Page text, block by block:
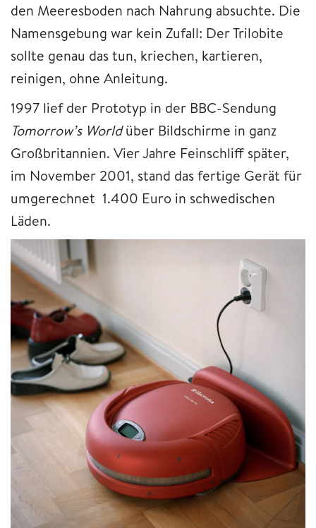
den Meeresboden nach Nahrung absuchte. Die
Namensgebung war kein Zufall: Der Trilobite
sollte genau das tun, kriechen, kartieren,
reinigen, ohne Anleitung.
1997 lief der Prototyp in der BBC-Sendung
Tomorrow’s Worldüber Bildschirme in ganz
Großbritannien. Vier Jahre Feinschliff später,
im November 2001, stand das fertige Gerät für
umgerechnet 1.400 Euro in schwedischen
Läden.